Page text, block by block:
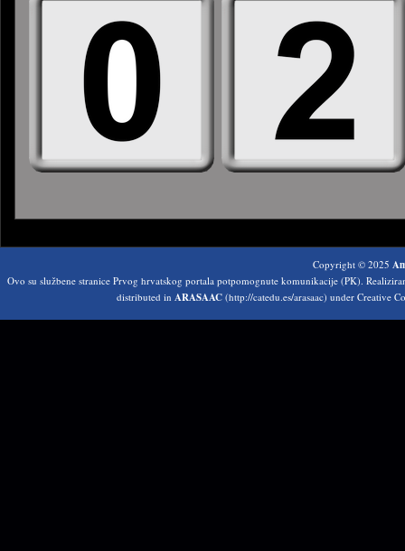
Copyright © 2025
Ovo su službene stranice Prvog hrvatskog portala potpomognute komunikacije (PK).
distributed in ARASAAC (http://catedu.es/arasaac) under Creative